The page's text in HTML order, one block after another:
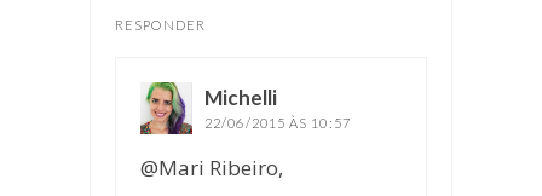
RESPONDER
Michelli
22/06/2015 ÀS 10:57
@Mari Ribeiro,